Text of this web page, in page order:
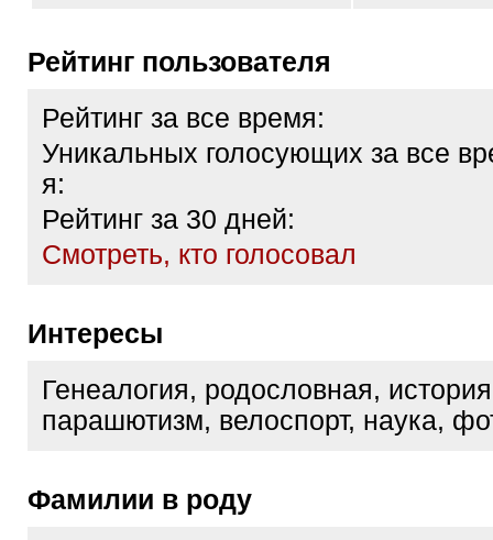
Рейтинг пользователя
Рейтинг за все время:
Уникальных голосующих за все
я:
Рейтинг за 30 дней:
Cмотреть, кто голосовал
Интересы
Генеалогия, родословная,
парашютизм, велоспорт, наука,
Фамилии в роду